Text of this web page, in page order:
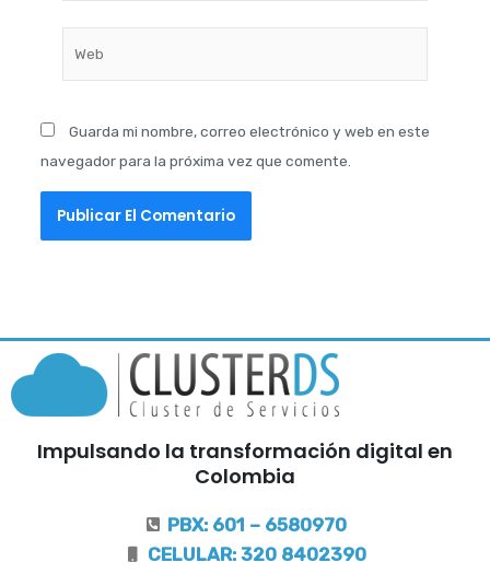
Guarda mi nombre, correo electrónico y web en este
navegador para la próxima vez que comente.
Impulsando la transformación digital en
Colombia
PBX: 601 – 6580970
CELULAR: 320 8402390